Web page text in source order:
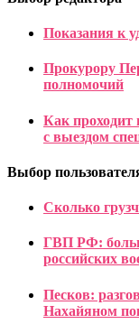
Показания к
Прокурору
полномочий
Как проходит
с выездом
Выбор
Сколько
ГВП РФ:
российских
Песков:
Нахайяном